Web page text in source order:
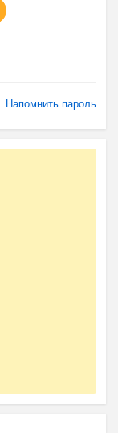
Напомнить пароль